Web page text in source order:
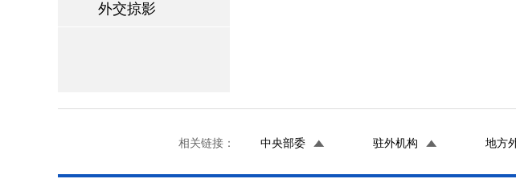
外交掠影
相关链接： 中央部委 驻外机构 地方